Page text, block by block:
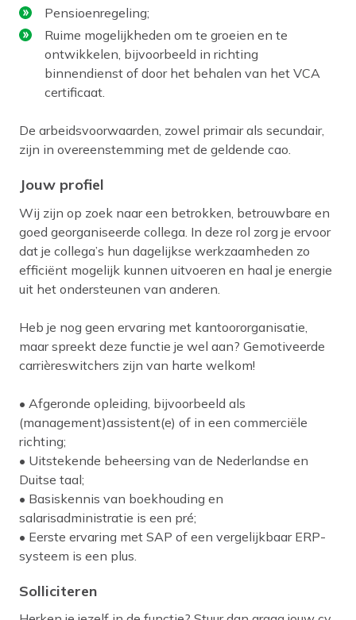
Pensioenregeling;
Ruime mogelijkheden om te groeien en te
ontwikkelen, bijvoorbeeld in richting
binnendienst of door het behalen van het VCA
certificaat.
De arbeidsvoorwaarden, zowel primair als secundair,
zijn in overeenstemming met de geldende cao.
Jouw profiel
Wij zijn op zoek naar een betrokken, betrouwbare en
goed georganiseerde collega. In deze rol zorg je ervoor
dat je collega’s hun dagelijkse werkzaamheden zo
efficiënt mogelijk kunnen uitvoeren en haal je energie
uit het ondersteunen van anderen.
Heb je nog geen ervaring met kantoororganisatie,
maar spreekt deze functie je wel aan? Gemotiveerde
carrièreswitchers zijn van harte welkom!
• Afgeronde opleiding, bijvoorbeeld als
(management)assistent(e) of in een commerciële
richting;
• Uitstekende beheersing van de Nederlandse en
Duitse taal;
• Basiskennis van boekhouding en
salarisadministratie is een pré;
• Eerste ervaring met SAP of een vergelijkbaar ERP-
systeem is een plus.
Solliciteren